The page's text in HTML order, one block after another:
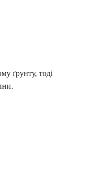
ґрунту, тоді